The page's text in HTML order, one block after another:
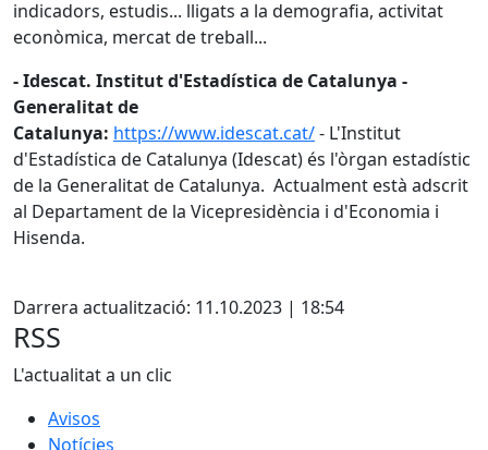
indicadors, estudis... lligats a la demografia, activitat
econòmica, mercat de treball...
- Idescat. Institut d'Estadística de Catalunya -
Generalitat de
Catalunya: https://www.idescat.cat/- L'Institut
d'Estadística de Catalunya (Idescat) és l'òrgan estadístic
de la Generalitat de Catalunya. Actualment està adscrit
al Departament de la Vicepresidència i d'Economia i
Hisenda.
Darrera actualització: 11.10.2023 | 18:54
RSS
L'actualitat a un clic
Avisos
Notícies